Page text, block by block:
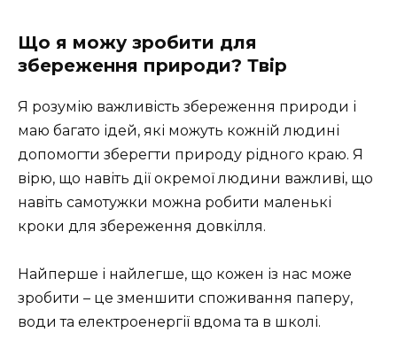
Що я можу зробити для
збереження природи? Твір
Я розумію важливість збереження природи і
маю багато ідей, які можуть кожній людині
допомогти зберегти природу рідного краю. Я
вірю, що навіть дії окремої людини важливі, що
навіть самотужки можна робити маленькі
кроки для збереження довкілля.
Найперше і найлегше, що кожен із нас може
зробити – це зменшити споживання паперу,
води та електроенергії вдома та в школі.